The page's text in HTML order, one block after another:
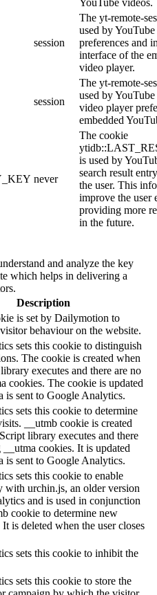
YouTube videos.
session
The yt-remote-
used by
preferences and
interface of the
video player.
session
The yt-remote-
used by
video player
embedded
never
The cookie
is used by
search result
the user. This
improve the user
providing more
in the future.
and analyze the key
which helps in delivering a
Description
is set by Dailymotion to
behaviour on the website.
sets this cookie to distinguish
The cookie is created when
executes and there are no
cookies. The cookie is updated
is sent to Google Analytics.
sets this cookie to determine
__utmb cookie is created
library executes and there
cookies. It is updated
is sent to Google Analytics.
sets this cookie to enable
with urchin.js, an older version
and is used in conjunction
cookie to determine new
It is deleted when the user closes
sets this cookie to inhibit the
sets this cookie to store the